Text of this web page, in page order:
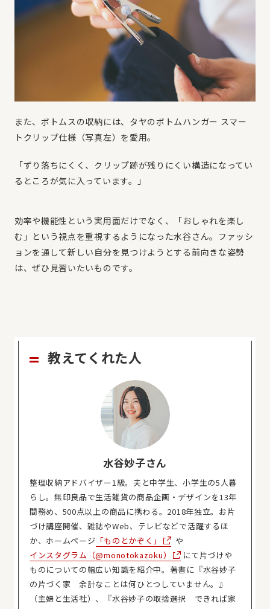
また、ボトムスの収納には、タヤのボトムハンガー スマー
トクリップ仕様（写真左）を愛用。
「ずり落ちにくく、クリップ跡が残りにくい構造になってい
るところが気に入っています。」
効率や機能性という実用面だけでなく、「おしゃれを楽し
む」という視点を重視するようになった水谷さん。ファッシ
ョンを通して新しい自分を見つけようとする前向きな姿勢
は、ぜひ見習いたいものです。
教えてくれた人
水谷妙子さん
整理収納アドバイザー1級。夫と中学生、小学生の5人暮
らし。無印良品で生活雑貨の商品企画・デザインを13年
間務め、500点以上の商品に携わる。2018年独立。お片
づけ講座開催、雑誌やWeb、テレビなどで活躍するほ
か、ホームページ 「ものとかぞく」
や
インスタグラム（@monotokazoku）
にて片づけや
ものについての幅広い知識を紹介中。著書に『水谷妙子
の片づく家 余計なことは何ひとつしていません。』
（主婦と生活社）、『水谷妙子の取捨選択 できれば家